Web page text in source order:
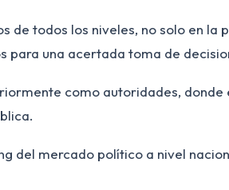
de todos los niveles, no solo en
para una acertada toma de
como autoridades,
del mercado político a nivel